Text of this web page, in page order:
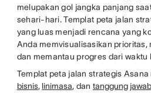
melupakan gol jangka panjang
sehari-hari. Templat peta jalan
yang luas menjadi rencana yang
Anda memvisualisasikan prioritas,
dan memantau progres dari waktu
Templat peta jalan strategis
bisnis, linimasa, dan tanggung